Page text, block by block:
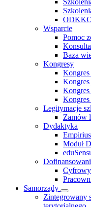
Wsparcie
Pomoc
Baza
Kongresy
Legitymacje
Zamów
Dydaktyka
Moduł
Samorządy
Zintegrowany